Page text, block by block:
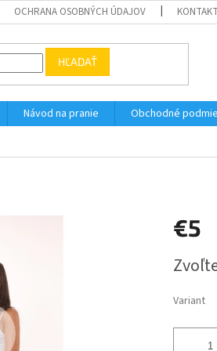
OCHRANA OSOBNÝCH ÚDAJOV
HĽADAŤ
Návod na pranie Obchodné
€5
cena:
Variant